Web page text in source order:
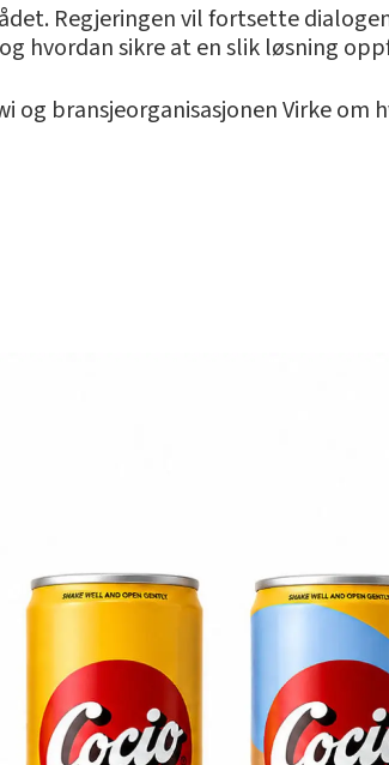
Regjeringen vil fortsette
hvordan sikre at en slik løsning
og bransjeorganisasjonen Virke om